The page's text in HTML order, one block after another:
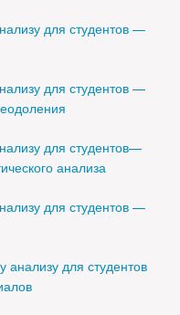
для студентов —
для студентов —
для студентов—
анализа
для студентов —
анализу для студентов